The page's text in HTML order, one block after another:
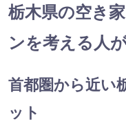
栃木県の空き
ンを考える人
首都圏から近い
ット